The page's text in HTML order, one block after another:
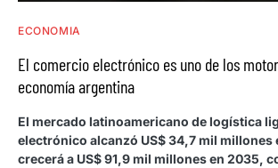
ECONOMIA
El comercio electrónico es uno de los
economía argentina
El mercado latinoamericano de logística
electrónico alcanzó US$ 34,7 mil millones
crecerá a US$ 91,9 mil millones en 2035,